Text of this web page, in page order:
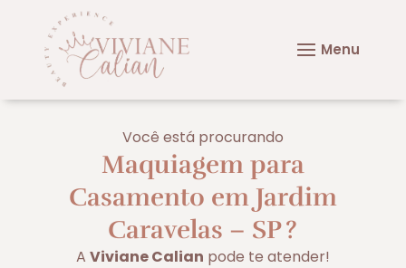
Você está procurando
Maquiagem para
Casamento em Jardim
Caravelas – SP?
A Viviane Calian pode te atender!